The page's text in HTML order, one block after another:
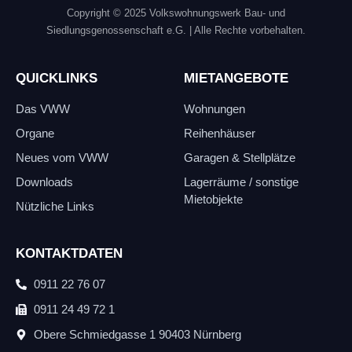
Copyright © 2025 Volkswohnungswerk Bau- und
Siedlungsgenossenschaft e.G.
| Alle Rechte vorbehalten.
QUICKLINKS
Das VWW
Organe
Neues vom VWW
Downloads
Nützliche Links
MIETANGEBOTE
Wohnungen
Reihenhäuser
Garagen & Stellplätze
Lagerräume / sonstige
Mietobjekte
KONTAKTDATEN
0911 22 76 07
0911 24 49 72 1
Obere Schmiedgasse 1 90403 Nürnberg